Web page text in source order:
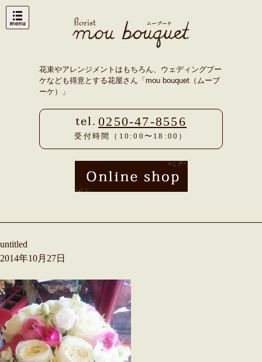
Skip
花束やアレンジメントはもちろん、ウェディングブー
ケなども得意とする花屋さん「mou bouquet（ムーブ
ーケ）」
0250-47-8556
受付時間（10:00〜18:00）
untitled
2014年10月27日